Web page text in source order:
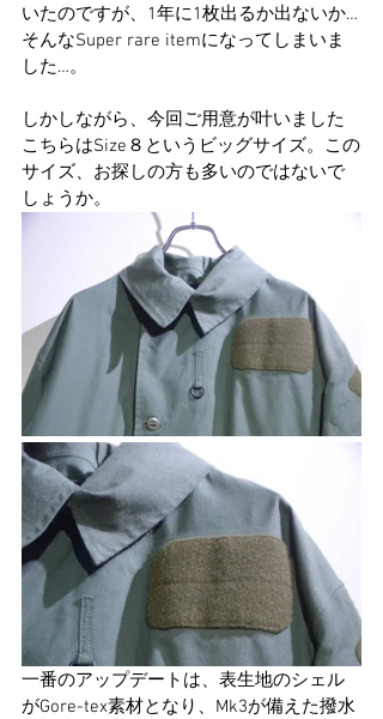
いたのですが、1年に1枚出るか出ないか…
そんなSuper rare itemになってしまいま
した…。
しかしながら、今回ご用意が叶いました
こちらはSize８というビッグサイズ。この
サイズ、お探しの方も多いのではないで
しょうか。
一番のアップデートは、表生地のシェル
がGore-tex素材となり、Mk3が備えた撥水